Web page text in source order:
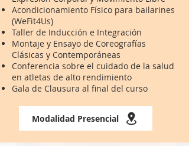
Acondicionamiento Físico para bailarines
(WeFit4Us)
Taller de Inducción e Integración
Montaje y Ensayo de Coreografías
Clásicas y Contemporáneas
Conferencia sobre el cuidado de la salud
en atletas de alto rendimiento
Gala de Clausura al final del curso
Modalidad Presencial